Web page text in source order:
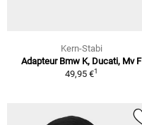
Kern-Stabi
Adapteur Bmw K, Ducati, Mv F
49,95 €1